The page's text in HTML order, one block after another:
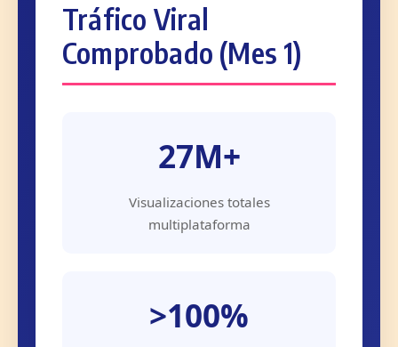
Tráfico Viral
Comprobado (Mes 1)
27M+
Visualizaciones totales
multiplataforma
>100%